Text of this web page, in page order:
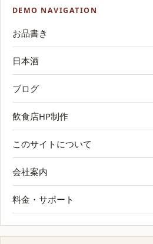
DEMO NAVIGATION
お品書き
日本酒
ブログ
飲食店HP制作
このサイトについて
会社案内
料金・サポート